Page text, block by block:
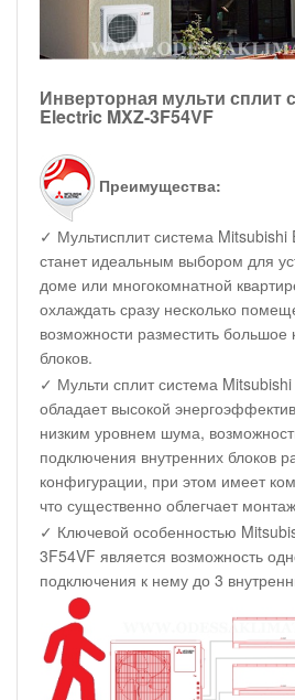
Инверторная мульти сплит
Electric MXZ-3F54VF
Преимущества:
✓ Мультисплит система Mitsubishi
станет идеальным выбором для
доме или многокомнатной
охлаждать сразу несколько
возможности разместить большое
блоков.
✓ Мульти сплит система
обладает высокой
низким уровнем шума,
подключения внутренних блоков
конфигурации, при этом имеет
что существенно облегчает
✓ Ключевой особенностью
3F54VF является возможность
подключения к нему до 3